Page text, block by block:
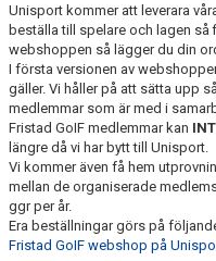
Unisport kommer att leverara
beställa till spelare och lagen
webshoppen så lägger du din
I första versionen av
gäller. Vi håller på att sätta upp
medlemmar som är med i
Fristad GoIF medlemmar kan
längre då vi har bytt till Unisport.
Vi kommer även få hem
mellan de organiserade
ggr per år.
Era beställningar görs på
Fristad GoIF webshop på